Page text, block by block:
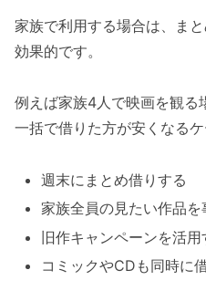
家族で利用する場合は、ま
効果的です。
例えば家族4人で映画を観る
一括で借りた方が安くなるケ
週末にまとめ借りする
家族全員の見たい作品を
旧作キャンペーンを活用
コミックやCDも同時に